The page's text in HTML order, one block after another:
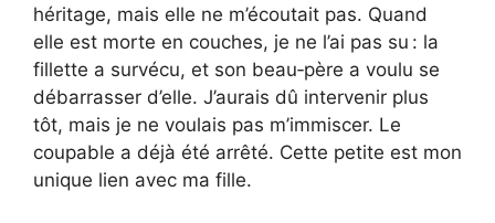
héritage, mais elle ne m’écoutait pas. Quand
elle est morte en couches, je ne l’ai pas su : la
fillette a survécu, et son beau‑père a voulu se
débarrasser d’elle. J’aurais dû intervenir plus
tôt, mais je ne voulais pas m’immiscer. Le
coupable a déjà été arrêté. Cette petite est mon
unique lien avec ma fille.